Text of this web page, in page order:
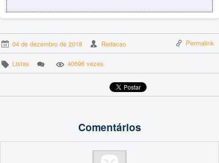
04 de dezembro de 2018 Redacao Permalink
Listas 40696 vezes
Comentários